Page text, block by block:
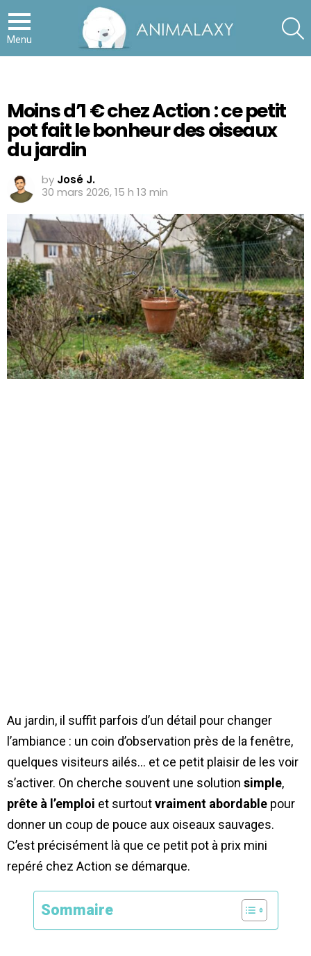
Menu
Moins d’1 € chez Action : ce petit
pot fait le bonheur des oiseaux
du jardin
by José J.
30 mars 2026, 15 h 13 min
Au jardin, il suffit parfois d’un détail pour changer
l’ambiance : un coin d’observation près de la fenêtre,
quelques visiteurs ailés… et ce petit plaisir de les voir
s’activer. On cherche souvent une solution simple,
prête à l’emploi et surtoutvraiment abordable pour
donner un coup de pouce aux oiseaux sauvages.
C’est précisément là que ce petit pot à prix mini
repéré chez Action se démarque.
Sommaire